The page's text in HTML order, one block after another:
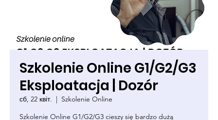
Szkolenie Online G1/G2/G3
Eksploatacja | Dozór
сб, 22 квіт.
  |
Szkolenie Online
Szkolenie Online G1/G2/G3 cieszy się bardzo dużą